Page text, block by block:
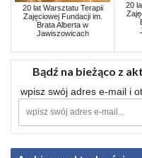
20 lat Warsztatu Terapii
Zajęciowej Fundacji im.
Brata Alberta w
Jawiszowicach
20
Bądź na bieżąco z
wpisz swój adres e-mail i